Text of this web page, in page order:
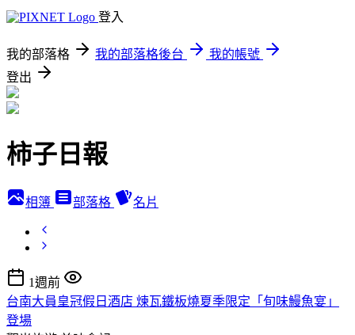
登入
我的部落格 我的部落格後台
我的帳號
登出
柿子日報
相簿 部落格 名片
1週前
台南大員皇冠假日酒店 煉瓦鐵板燒夏季限定「旬味鰻魚宴」
登場